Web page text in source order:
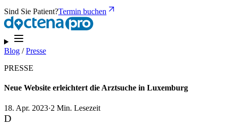
Sind Sie Patient?Termin buchen
Blog /Presse
PRESSE
Neue Website erleichtert die Arztsuche in Luxemburg
18. Apr. 2023·2 Min. Lesezeit
D